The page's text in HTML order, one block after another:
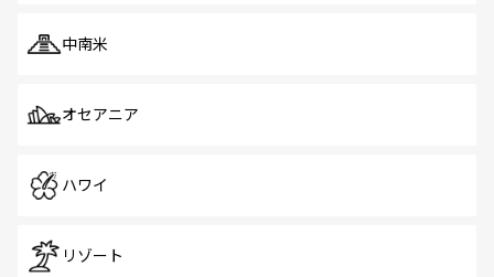
中南米
オセアニア
ハワイ
リゾート